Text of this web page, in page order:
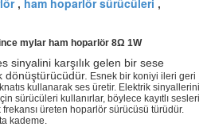
, ,
mylar ham hoparlör 8Ω 1W
sinyalini karşılık gelen bir sese
dönüştürücüdür. Esnek bir koniyi ileri geri
kullanarak ses üretir. Elektrik sinyallerini
sürücüleri kullanırlar, böylece kayıtlı sesleri
üreten hoparlör sürücüsü türüdür.
kademe.